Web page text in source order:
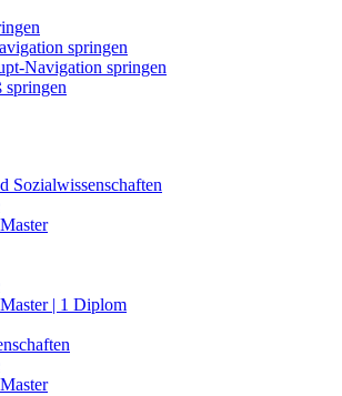
springen
Navigation springen
springen
Sozialwissenschaften
| 1 Diplom